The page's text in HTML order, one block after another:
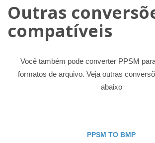
Outras
compatíveis
Você também pode converter PPSM
formatos de arquivo. Veja outras
abaixo
PPSM TO BMP